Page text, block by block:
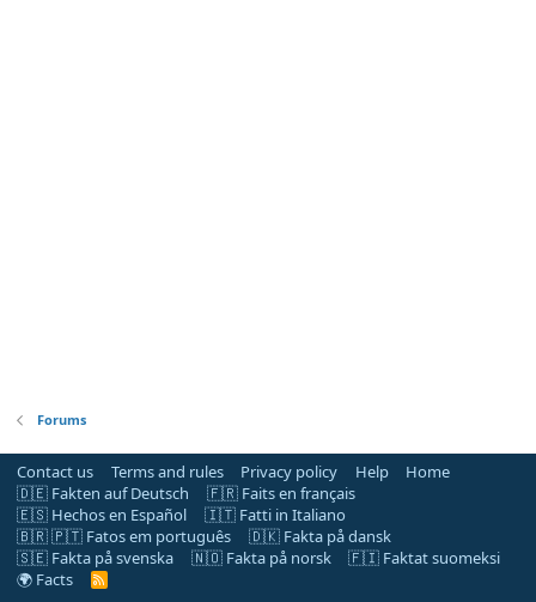
Forums
Contact us Terms and rules Privacy policy Help
Home
🇩🇪 Fakten auf Deutsch
🇫🇷 Faits en français
🇪🇸 Hechos en Español
🇮🇹 Fatti in Italiano
🇧🇷 🇵🇹 Fatos em português
🇩🇰 Fakta på dansk
🇸🇪 Fakta på svenska
🇳🇴 Fakta på norsk
🇫🇮 Faktat suomeksi
🌍 Facts
R